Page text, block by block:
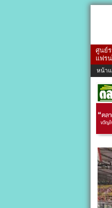
ศูนย์
แฟร
หน้า